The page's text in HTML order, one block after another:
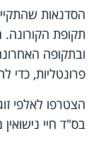
הסדנאות
תקופת
ובתקופה
פרונטליות, כדי
הצטרפו לאלפי
בס"ד חיי